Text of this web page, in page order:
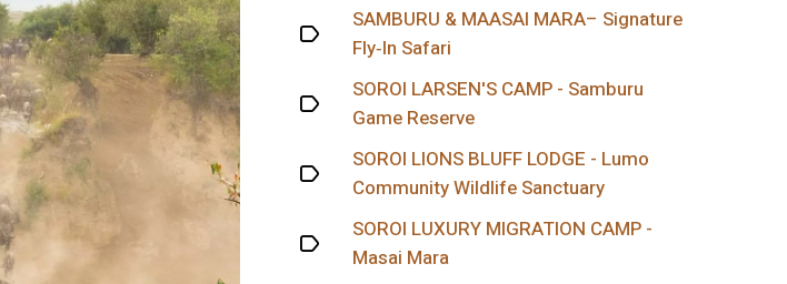
SAMBURU & MAASAI MARA– Signature
Fly‑In Safari
SOROI LARSEN'S CAMP - Samburu
Game Reserve
SOROI LIONS BLUFF LODGE - Lumo
Community Wildlife Sanctuary
SOROI LUXURY MIGRATION CAMP -
Masai Mara